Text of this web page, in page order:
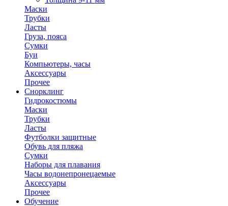
Маски
Трубки
Ласты
Груза, пояса
Сумки
Буи
Компьютеры, часы
Аксессуары
Прочее
Снорклинг
Гидрокостюмы
Маски
Трубки
Ласты
Футболки защитные
Обувь для пляжа
Сумки
Наборы для плавания
Часы водонепронецаемые
Аксессуары
Прочее
Обучение